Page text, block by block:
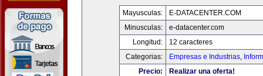
Mayusculas:
E-DATACENTER.COM
Minusculas:
e-datacenter.com
Longitud:
12 caracteres
Categorias:
Empresas e Industrias,
Precio:
Realizar una oferta!